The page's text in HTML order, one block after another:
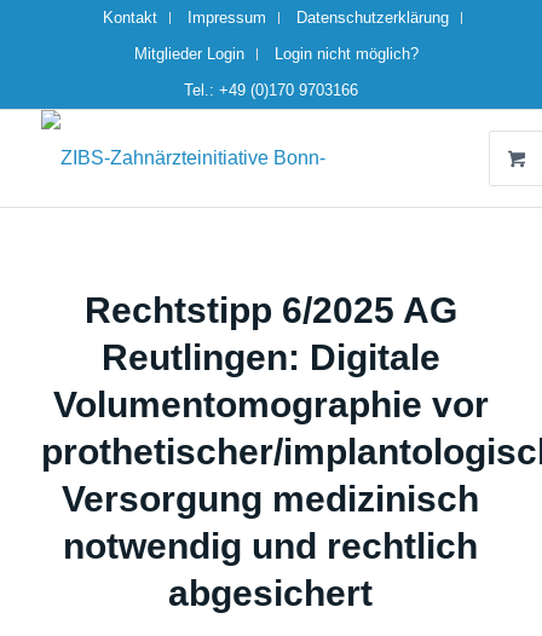
Kontakt Impressum
Datenschutzerklärung
Mitglieder Login
Login nicht möglich?
Tel.: +49 (0)170 9703166
Rechtstipp 6/2025 AG
Reutlingen: Digitale
Volumentomographie vor
prothetischer/
Versorgung medizinisch
notwendig und rechtlich
abgesichert